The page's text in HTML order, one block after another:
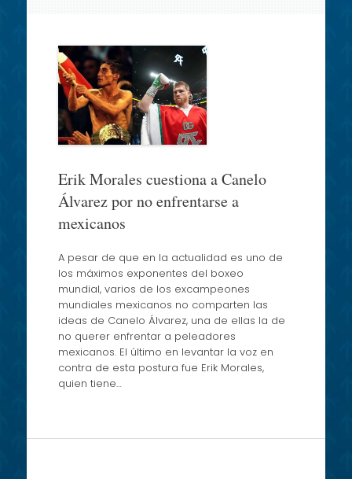
Erik Morales cuestiona a Canelo
Álvarez por no enfrentarse a
mexicanos
A pesar de que en la actualidad es uno de
los máximos exponentes del boxeo
mundial, varios de los excampeones
mundiales mexicanos no comparten las
ideas de Canelo Álvarez, una de ellas la de
no querer enfrentar a peleadores
mexicanos. El último en levantar la voz en
contra de esta postura fue Erik Morales,
quien tiene…